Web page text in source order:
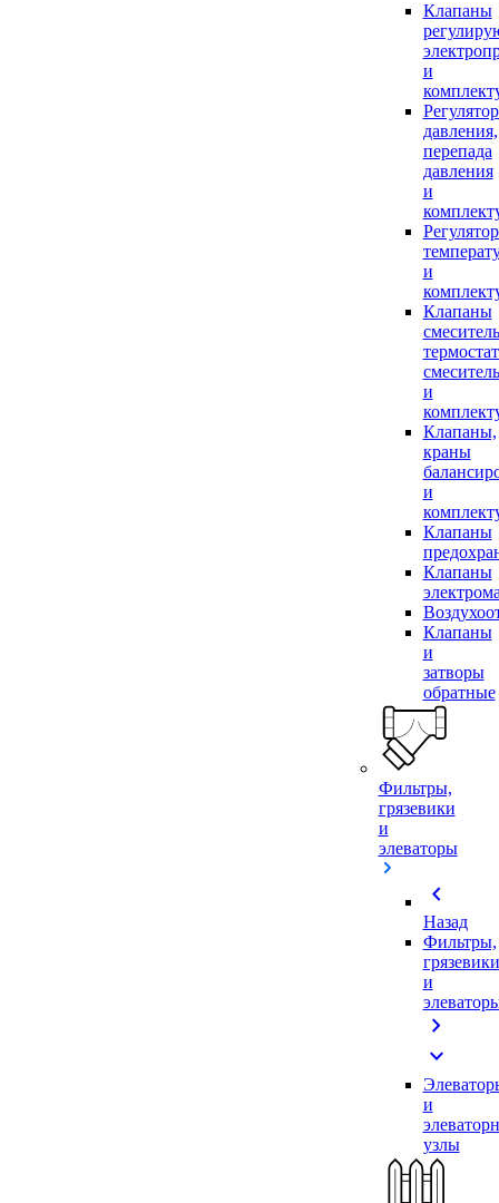
Клапаны
и
давления,
перепада
давления
и
и
Клапаны
и
Клапаны,
краны
и
Клапаны
Клапаны
Клапаны
и
затворы
обратные
Фильтры,
грязевики
и
элеваторы
chevron_left
Назад
Фильтры,
грязевики
и
chevron_right
expand_more
и
узлы